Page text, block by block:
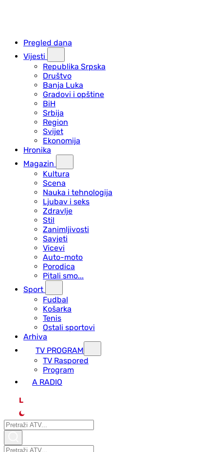
Pregled dana
Vijesti
Republika Srpska
Društvo
Banja Luka
Gradovi i opštine
BiH
Srbija
Region
Svijet
Ekonomija
Hronika
Magazin
Kultura
Scena
Nauka i tehnologija
Ljubav i seks
Zdravlje
Stil
Zanimljivosti
Savjeti
Vicevi
Auto-moto
Porodica
Pitali smo...
Sport
Fudbal
Košarka
Tenis
Ostali sportovi
Arhiva
TV PROGRAM
ТV Raspored
Program
A RADIO
L